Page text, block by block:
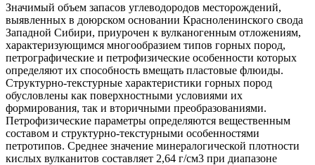
Значимый объем запасов углеводородов месторождений,
выявленных в доюрском основании Красноленинского свода
Западной Сибири, приурочен к вулканогенным отложениям,
характеризующимся многообразием типов горных пород,
петрографические и петрофизические особенности которых
определяют их способность вмещать пластовые флюиды.
Структурно-текстурные характеристики горных пород
обусловлены как поверхностными условиями их
формирования, так и вторичными преобразованиями.
Петрофизические параметры определяются вещественным
составом и структурно-текстурными особенностями
петротипов. Среднее значение минералогической плотности
кислых вулканитов составляет 2,64 г/см3 при диапазоне